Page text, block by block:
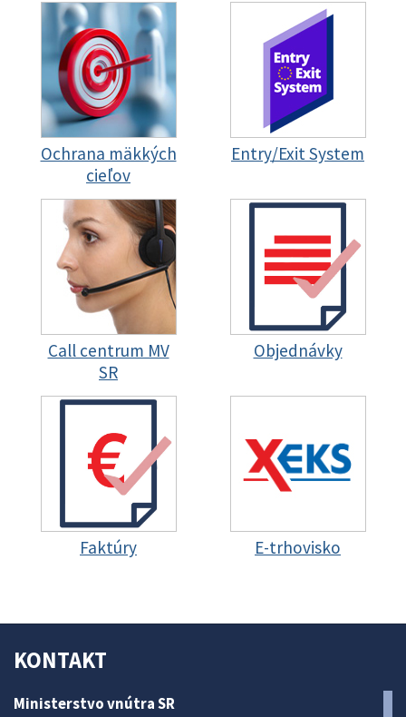
Ochrana mäkkých
cieľov
Entry/Exit System
Call centrum MV
SR
Objednávky
Faktúry E-trhovisko
KONTAKT
Ministerstvo vnútra SR